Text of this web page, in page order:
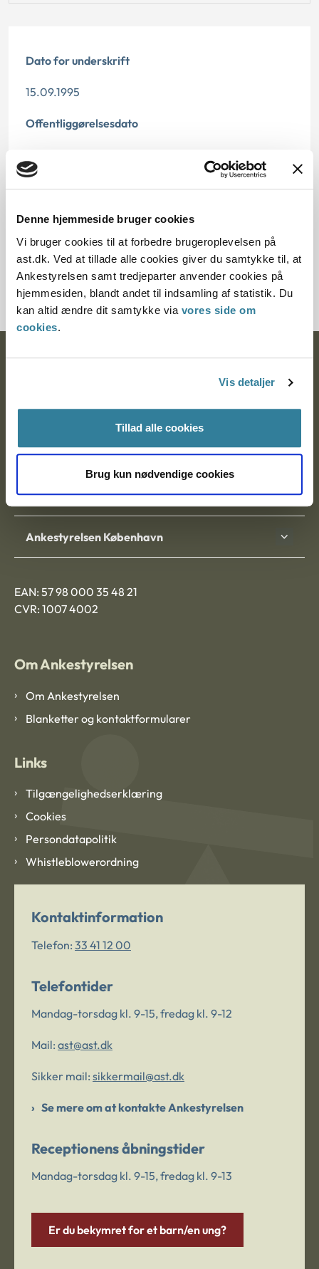
Denne hjemmeside bruger cookies
Vi bruger cookies til at forbedre brugeroplevelsen på
ast.dk. Ved at tillade alle cookies giver du samtykke til, at
Ankestyrelsen samt tredjeparter anvender cookies på
hjemmesiden, blandt andet til indsamling af statistik. Du
kan altid ændre dit samtykke via vores side om
cookies.
Vis detaljer
Tillad alle cookies
Brug kun nødvendige cookies
Dato for underskrift
15.09.1995
Offentliggørelsesdato
Paragraf
§ 47 § 49 § 1
Journalnummer
21005-94
Ankestyrelsen
Ankestyrelsen Aalborg
Ankestyrelsen København
EAN: 57 98 000 35 48 21
CVR: 1007 4002
Om Ankestyrelsen
Om Ankestyrelsen
Blanketter og kontaktformularer
Links
Tilgængelighedserklæring
Cookies
Persondatapolitik
Whistleblowerordning
Kontaktinformation
Telefon: 33 41 12 00
Telefontider
Mandag-torsdag kl. 9-15, fredag kl. 9-12
Mail: ast@ast.dk
Sikker mail: sikkermail@ast.dk
Se mere om at kontakte Ankestyrelsen
Receptionens åbningstider
Mandag-torsdag kl. 9-15, fredag kl. 9-13
Er du bekymret for et barn/en ung?